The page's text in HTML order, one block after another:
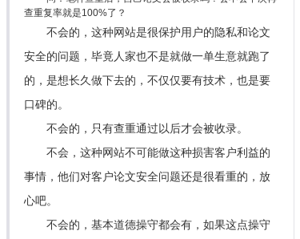
查重复率就是100%了？
不会的，这种网站是很保护用户的隐私和论文
安全的问题，毕竟人家也不是就做一单生意就跑了
的，是想长久做下去的，不仅仅要有技术，也是要
口碑的。
不会的，只有查重通过以后才会被收录。
不会，这种网站不可能做这种损害客户利益的
事情，他们对客户论文安全问题还是很看重的，放
心吧。
不会的，基本道德操守都会有，如果这点操守